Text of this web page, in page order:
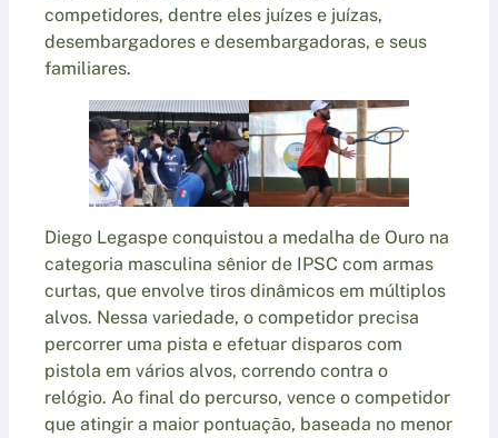
competidores, dentre eles juízes e juízas,
desembargadores e desembargadoras, e seus
familiares.
Diego Legaspe conquistou a medalha de Ouro na
categoria masculina sênior de IPSC com armas
curtas, que envolve tiros dinâmicos em múltiplos
alvos. Nessa variedade, o competidor precisa
percorrer uma pista e efetuar disparos com
pistola em vários alvos, correndo contra o
relógio. Ao final do percurso, vence o competidor
que atingir a maior pontuação, baseada no menor